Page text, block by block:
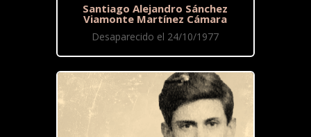
Santiago Alejandro Sánchez
Viamonte Martínez Cámara
Desaparecido el 24/10/1977